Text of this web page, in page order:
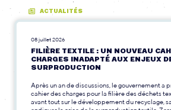
ACTUALITÉS
08 juillet 2026
FILIÈRE TEXTILE : UN NOUVEAU
CHARGES INADAPTÉ AUX ENJEUX
SURPRODUCTION
Après un an de discussions, le gouvernement a
cahier des charges pour la filière des déchets
avant tout sur le développement du recyclage,